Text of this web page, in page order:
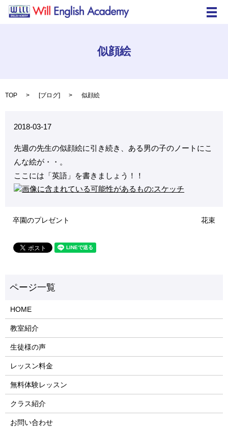
メ
似顔絵
TOP [ブログ] 似顔絵
2018-03-17
先週の先生の似顔絵に引き続き、ある男の子のノートにこ
んな絵が・・。
ここには「英語」を書きましょう！！
卒園のプレゼント 花束
HOME
教室紹介
生徒様の声
レッスン料金
無料体験レッスン
クラス紹介
お問い合わせ